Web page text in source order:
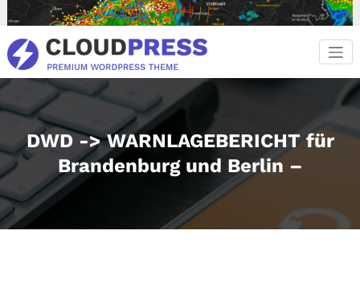
Inhalt
springen
DWD -> WARNLAGEBERICHT für
Brandenburg und Berlin –